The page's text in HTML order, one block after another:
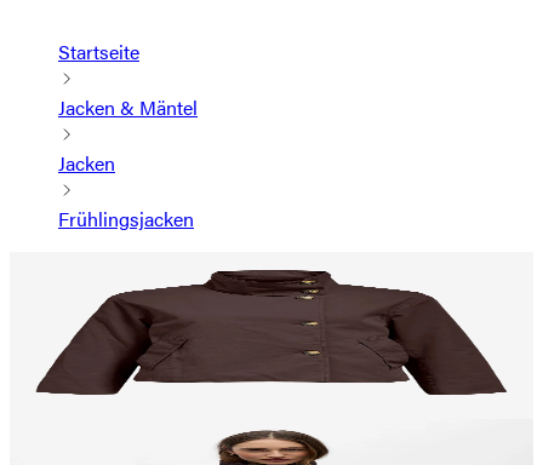
Startseite
Jacken & Mäntel
Jacken
Frühlingsjacken